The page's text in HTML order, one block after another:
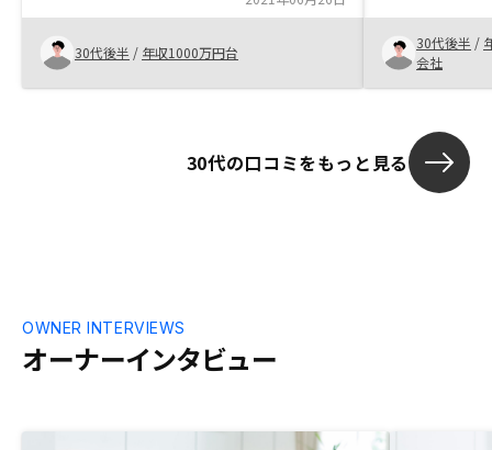
クリーニングが為されており、立地やハザ
ードマップなど確り考慮されている。
様々な質問をしたが、的確な答えが返って
きた。修繕積立金の値上がりや長期修繕計
なのでメリットを強調することは理解でき
30代後半 / 年収1000万円台
ル化が進んで
った。営業担
た。
30代後半 /
会社
30代の口コミをもっと見る
オーナーインタビュー
OWNER INTERVIEWS